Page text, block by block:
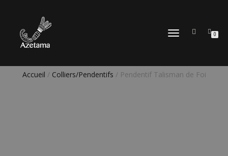
DÉPLIER
0
Accueil / Colliers/Pendentifs / Pendentif Talisman de Foi